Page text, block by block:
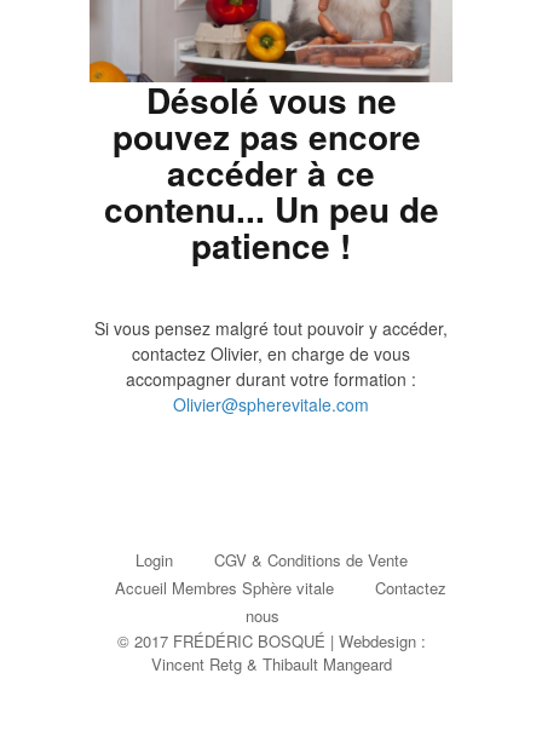
Désolé vous ne
pouvez pas encore
accéder à ce
contenu... Un peu de
patience !
Si vous pensez malgré tout pouvoir y accéder,
contactez Olivier, en charge de vous
accompagner durant votre formation :
Olivier@spherevitale.com
Login
CGV & Conditions de Vente
Accueil Membres Sphère vitale
Contactez
nous
© 2017 FRÉDÉRIC BOSQUÉ | Webdesign :
Vincent Retg& Thibault Mangeard